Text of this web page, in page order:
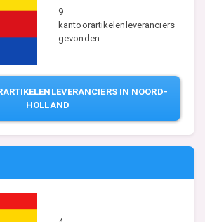
9
kantoorartikelenleveranciers
gevonden
IN NOORD-
HOLLAND